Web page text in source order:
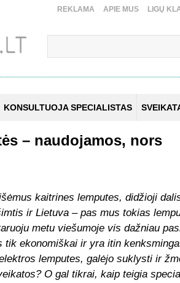
REKLAMA APIE MUS LIGŲ
KONSULTUOJA SPECIALISTAS
– naudojamos, nors
kaitrines lemputes, didžioji
ir Lietuva – pas mus tokias
metu viešumoje vis dažniau
tik ekonomiškai ir yra itin
lemputes, galėjo suklysti ir
O gal tikrai, kaip teigia